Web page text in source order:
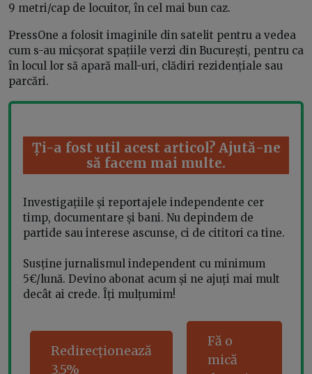
9 metri/cap de locuitor, în cel mai bun caz.
PressOne a folosit imaginile din satelit pentru a vedea
cum s-au micșorat spațiile verzi din București, pentru ca
în locul lor să apară mall-uri, clădiri rezidențiale sau
parcări.
Ți-a fost util acest articol? Ajută-ne
să facem mai multe.
Investigațiile și reportajele independente cer
timp, documentare și bani. Nu depindem de
partide sau interese ascunse, ci de cititori ca tine.
Susține jurnalismul independent cu minimum
5€/lună. Devino abonat acum și ne ajuți mai mult
decât ai crede. Îți mulțumim!
Redirecționează
3.5%
Fă o
mică